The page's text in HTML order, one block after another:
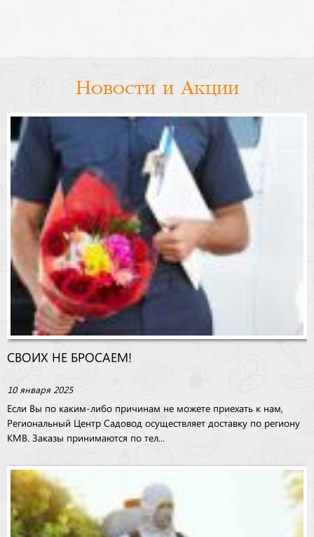
Новости и Акции
СВОИХ НЕ БРОСАЕМ!
10 января 2025
Если Вы по каким-либо причинам не можете приехать к нам,
Региональный Центр Садовод осуществляет доставку по региону
КМВ. Заказы принимаются по тел...